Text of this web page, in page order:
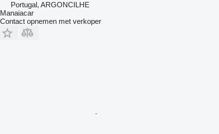
Portugal, ARGONCILHE
Manaiacar
Contact opnemen met verkoper